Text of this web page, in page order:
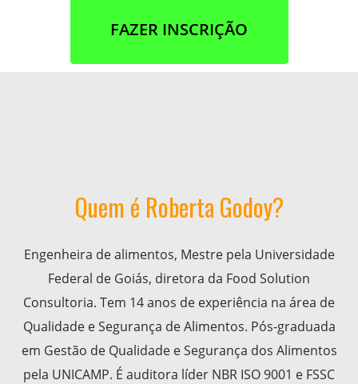
FAZER INSCRIÇÃO
Quem é Roberta Godoy?
Engenheira de alimentos, Mestre pela Universidade
Federal de Goiás, diretora da Food Solution
Consultoria. Tem 14 anos de experiência na área de
Qualidade e Segurança de Alimentos. Pós-graduada
em Gestão de Qualidade e Segurança dos Alimentos
pela UNICAMP. É auditora líder NBR ISO 9001 e FSSC